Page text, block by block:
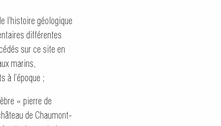
l’histoire géologique
différentes
sur ce site en
marins,
l’époque ;
« pierre de
de Chaumont-